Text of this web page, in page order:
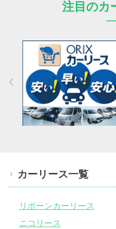
注目のカ
カーリース一覧
リボーンカーリース
ニコリース